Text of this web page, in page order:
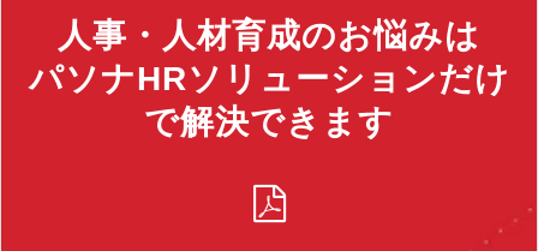
人事・人材育成のお悩みは
パソナHRソリューションだけ
で解決できます